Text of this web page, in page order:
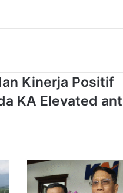
Kinerja Positif
KA Elevated